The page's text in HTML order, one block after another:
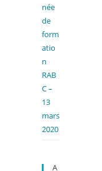
née
de
form
atio
n
RAB
C –
13
mars
2020
A